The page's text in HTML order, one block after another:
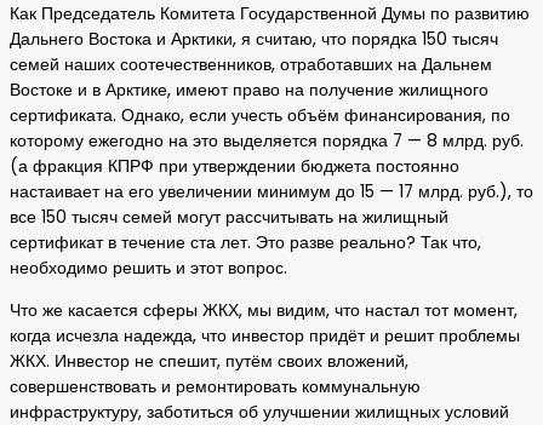
Как Председатель Комитета Государственной Думы по развитию
Дальнего Востока и Арктики, я считаю, что порядка 150 тысяч
семей наших соотечественников, отработавших на Дальнем
Востоке и в Арктике, имеют право на получение жилищного
сертификата. Однако, если учесть объём финансирования, по
которому ежегодно на это выделяется порядка 7 — 8 млрд. руб.
(а фракция КПРФ при утверждении бюджета постоянно
настаивает на его увеличении минимум до 15 — 17 млрд. руб.), то
все 150 тысяч семей могут рассчитывать на жилищный
сертификат в течение ста лет. Это разве реально? Так что,
необходимо решить и этот вопрос.
Что же касается сферы ЖКХ, мы видим, что настал тот момент,
когда исчезла надежда, что инвестор придёт и решит проблемы
ЖКХ. Инвестор не спешит, путём своих вложений,
совершенствовать и ремонтировать коммунальную
инфраструктуру, заботиться об улучшении жилищных условий